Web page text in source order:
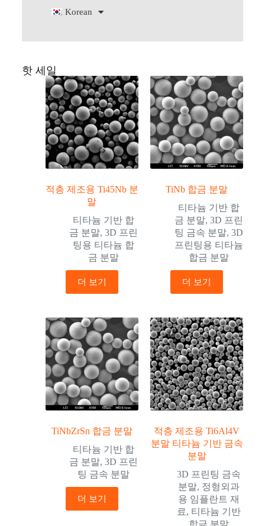
Korean
핫 세일
적층 제조용 Ti45Nb 분
말
티타늄 기반 합
금 분말,3D 프린
팅용 티타늄 합
금 분말
더 보기
TiNb 합금 분말
티타늄 기반 합
금 분말, 3D 프린
팅 금속 분말, 3D
프린팅용 티타늄
합금 분말
더 보기
TiNbZrSn 합금 분말
티타늄 기반 합
금 분말,3D 프린
팅 금속 분말
더 보기
적층 제조용 Ti6Al4V
분말 티타늄 기반 금속
분말
3D 프린팅 금속
분말, 정형외과
용 임플란트 재
료, 티타늄 기반